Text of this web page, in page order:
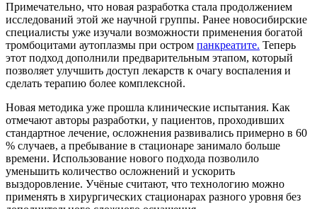
Примечательно, что новая разработка стала продолжением
исследований этой же научной группы. Ранее новосибирские
специалисты уже изучали возможности применения богатой
тромбоцитами аутоплазмы при остром панкреатите. Теперь
этот подход дополнили предварительным этапом, который
позволяет улучшить доступ лекарств к очагу воспаления и
сделать терапию более комплексной.
Новая методика уже прошла клинические испытания. Как
отмечают авторы разработки, у пациентов, проходивших
стандартное лечение, осложнения развивались примерно в 60
% случаев, а пребывание в стационаре занимало больше
времени. Использование нового подхода позволило
уменьшить количество осложнений и ускорить
выздоровление. Учёные считают, что технологию можно
применять в хирургических стационарах разного уровня без